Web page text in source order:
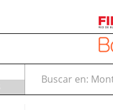
Buscar en: